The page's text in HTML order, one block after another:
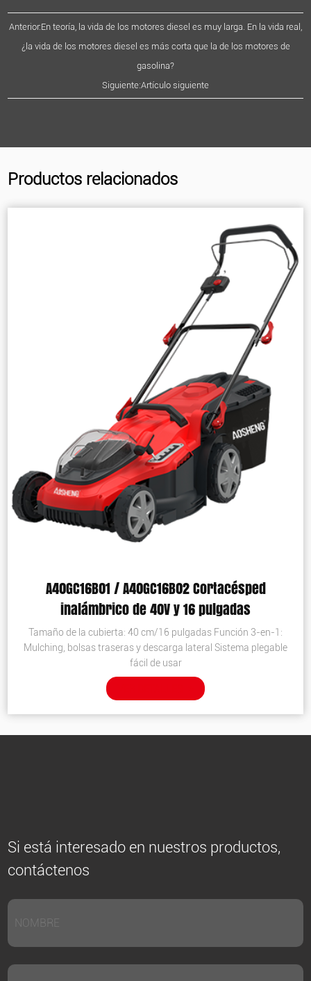
Anterior:En teoría, la vida de los motores diesel es muy larga. En la vida real,
¿la vida de los motores diesel es más corta que la de los motores de
gasolina?
Siguiente:Artículo siguiente
Productos relacionados
A40GC16B01 / A40GC16B02 Cortacésped
inalámbrico de 40V y 16 pulgadas
Tamaño de la cubierta: 40 cm/16 pulgadas Función 3-en-1:
Mulching, bolsas traseras y descarga lateral Sistema plegable
fácil de usar
VER DETALLES
Si está interesado en nuestros productos,
contáctenos